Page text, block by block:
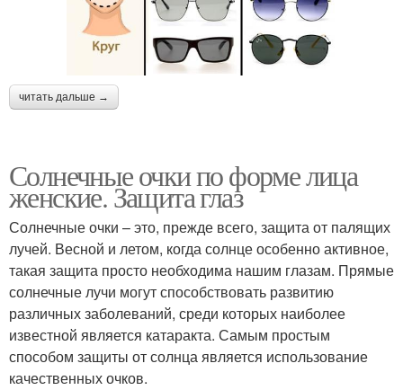
читать дальше →
Солнечные очки по форме лица
женские. Защита глаз
Солнечные очки – это, прежде всего, защита от палящих
лучей. Весной и летом, когда солнце особенно активное,
такая защита просто необходима нашим глазам. Прямые
солнечные лучи могут способствовать развитию
различных заболеваний, среди которых наиболее
известной является катаракта. Самым простым
способом защиты от солнца является использование
качественных очков.